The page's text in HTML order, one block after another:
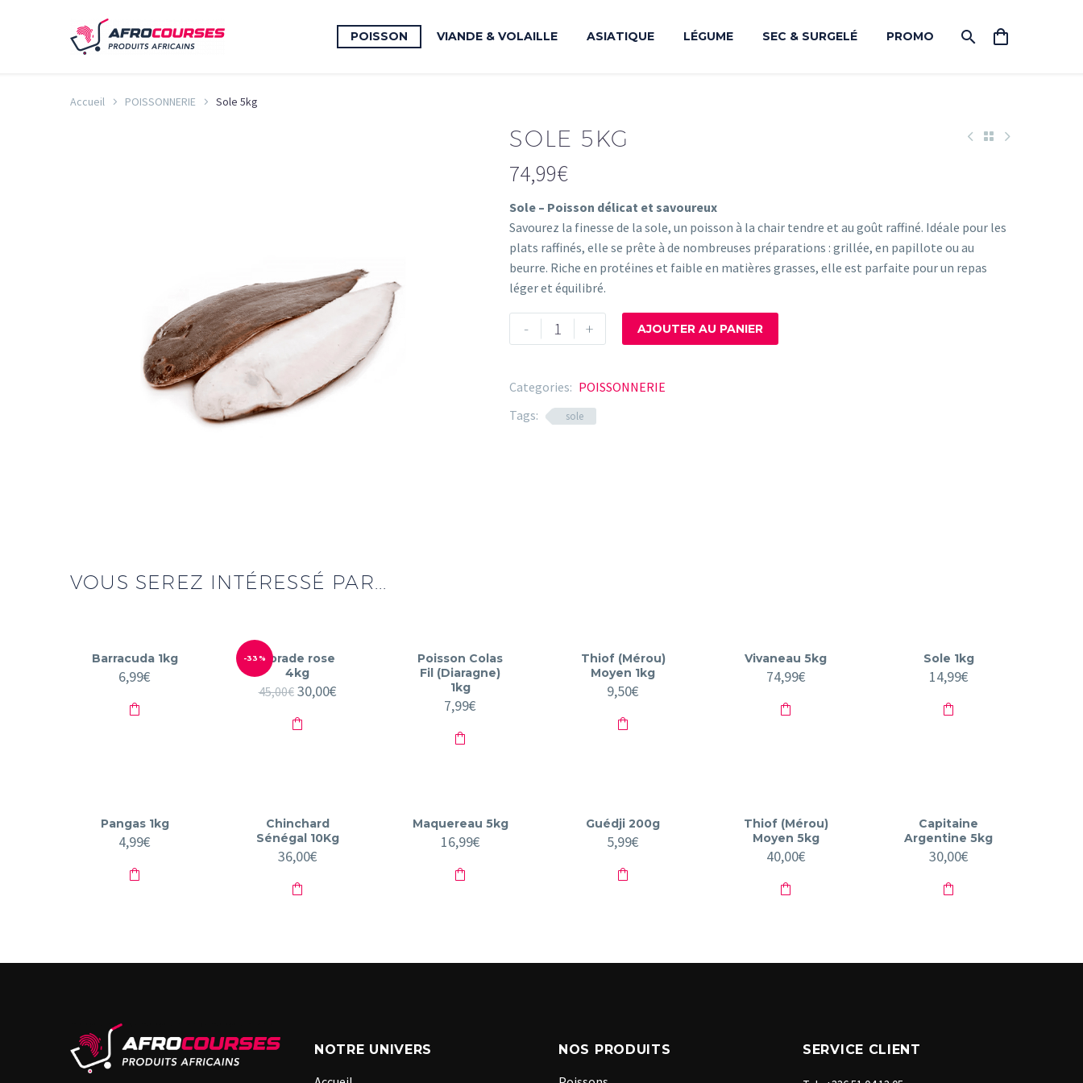
POISSON VIANDE & VOLAILLE ASIATIQUE LÉGUME SEC & SURGELÉ PROMO
Accueil POISSONNERIE Sole 5kg
SOLE 5KG
74,99€
Sole – Poisson délicat et savoureux
Savourez la finesse de la sole, un poisson à la chair tendre et au goût raffiné. Idéale pour les
plats raffinés, elle se prête à de nombreuses préparations : grillée, en papillote ou au
beurre. Riche en protéines et faible en matières grasses, elle est parfaite pour un repas
léger et équilibré.
-
quantité
de
5kg
+ AJOUTER AU PANIER
Categories: POISSONNERIE
Tags:
sole
VOUS SEREZ INTÉRESSÉ PAR...
Barracuda 1kg
6,99€
-33%Dorade rose
4kg
45,00€ Le
initial
était :
30,00€
Poisson Colas
Fil (Diaragne)
1kg
7,99€
Thiof (Mérou)
Moyen 1kg
9,50€
Vivaneau 5kg
74,99€
Sole 1kg
14,99€
Pangas 1kg
4,99€
Chinchard
Sénégal 10Kg
36,00€
Maquereau 5kg
16,99€
Guédji 200g
5,99€
Thiof (Mérou)
Moyen 5kg
40,00€
Capitaine
Argentine 5kg
30,00€
NOTRE UNIVERS NOS PRODUITS SERVICE CLIENT